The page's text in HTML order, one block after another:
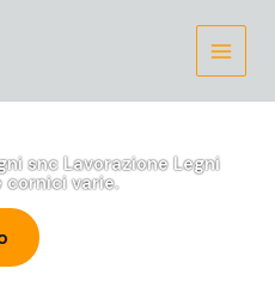
snc Lavorazione Legni
cornici varie.